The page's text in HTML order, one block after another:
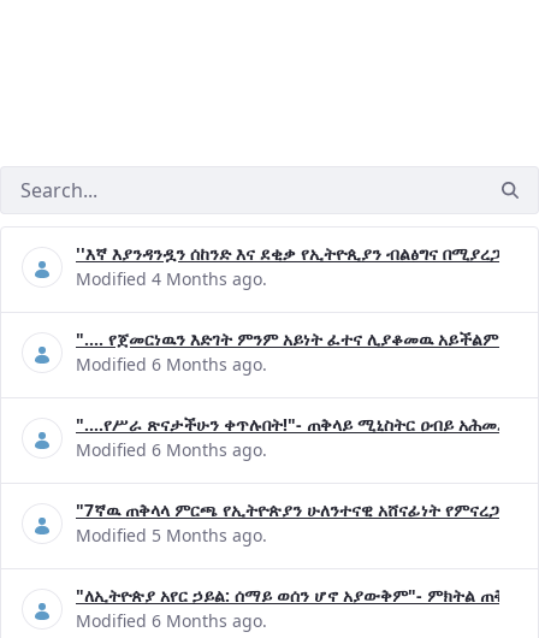
''እኛ እያንዳንዷን ሰከንድ እና ደቂቃ የኢትዮጲያን ብልፅግና
Modified 4 Months ago.
".... የጀመርነዉን እድገት ምንም አይነት ፈተና ሊያቆመዉ አይችልም"-
Modified 6 Months ago.
"....የሥራ ጽናታችሁን ቀጥሉበት!"- ጠቅላይ ሚኒስትር ዐብይ አሕመድ (ዶ/
Modified 6 Months ago.
"7ኛዉ ጠቅላላ ምርጫ የኢትዮጵያን ሁለንተናዊ አሸናፊነት
Modified 5 Months ago.
"ለኢትዮጵያ አየር ኃይል: ሰማይ ወሰን ሆኖ አያውቅም"- ምክትል ጠቅላይ
Modified 6 Months ago.